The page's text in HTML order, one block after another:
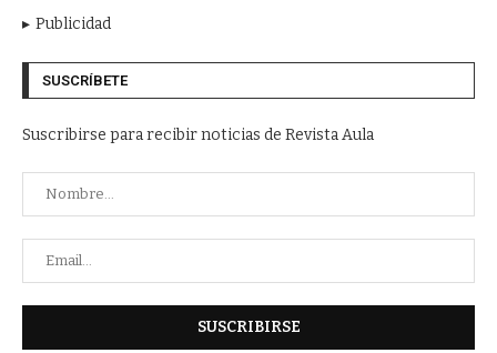
Publicidad
SUSCRÍBETE
Suscribirse para recibir noticias de Revista Aula